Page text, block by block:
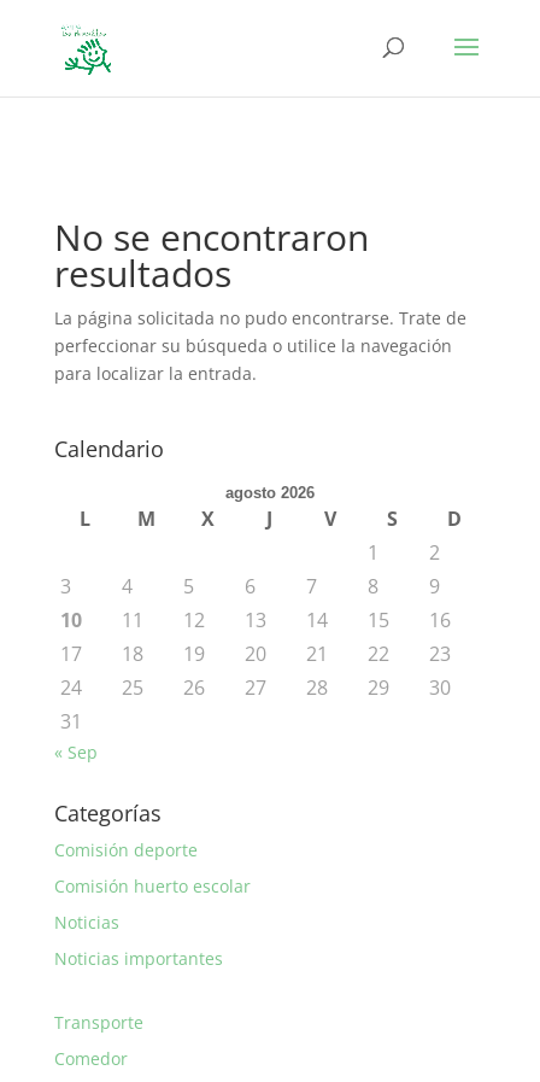
No se encontraron
resultados
La página solicitada no pudo encontrarse. Trate de
perfeccionar su búsqueda o utilice la navegación
para localizar la entrada.
Calendario
agosto 2026
L M X J V S
D
1
2
3
4 5 6 7 8
9
10
11 12 13 14 15
16
17
18 19 20 21 22
23
24
25 26 27 28 29
30
31
« Sep
Categorías
Comisión deporte
Comisión huerto escolar
Noticias
Noticias importantes
Transporte
Comedor